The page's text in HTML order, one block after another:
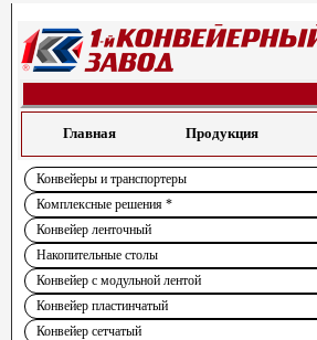
Главная Продукция
Конвейеры и транспортеры
Комплексные решения *
Конвейер ленточный
Накопительные столы
Конвейер с модульной лентой
Конвейер пластинчатый
Конвейер сетчатый